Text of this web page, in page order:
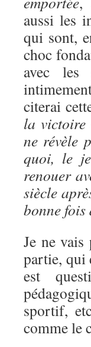
aussi les
qui sont,
choc
avec les
citerai
la victoire
ne révèle
quoi, le
renouer
siècle
bonne
Je ne vais
partie, qui
est
sportif,
comme le